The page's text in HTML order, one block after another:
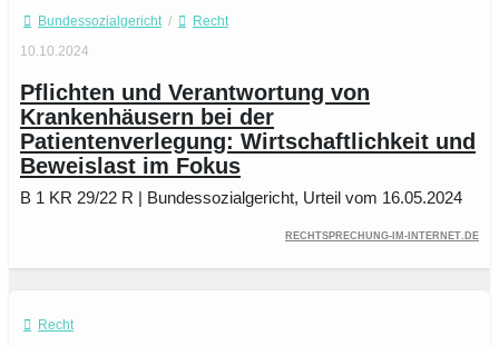
Bundessozialgericht /
Recht
10.10.2024
Pflichten und Verantwortung von
Krankenhäusern bei der
Patientenverlegung: Wirtschaftlichkeit und
Beweislast im Fokus
B 1 KR 29/22 R | Bundessozialgericht, Urteil vom 16.05.2024
rechtsprechung-im-internet.de
Recht